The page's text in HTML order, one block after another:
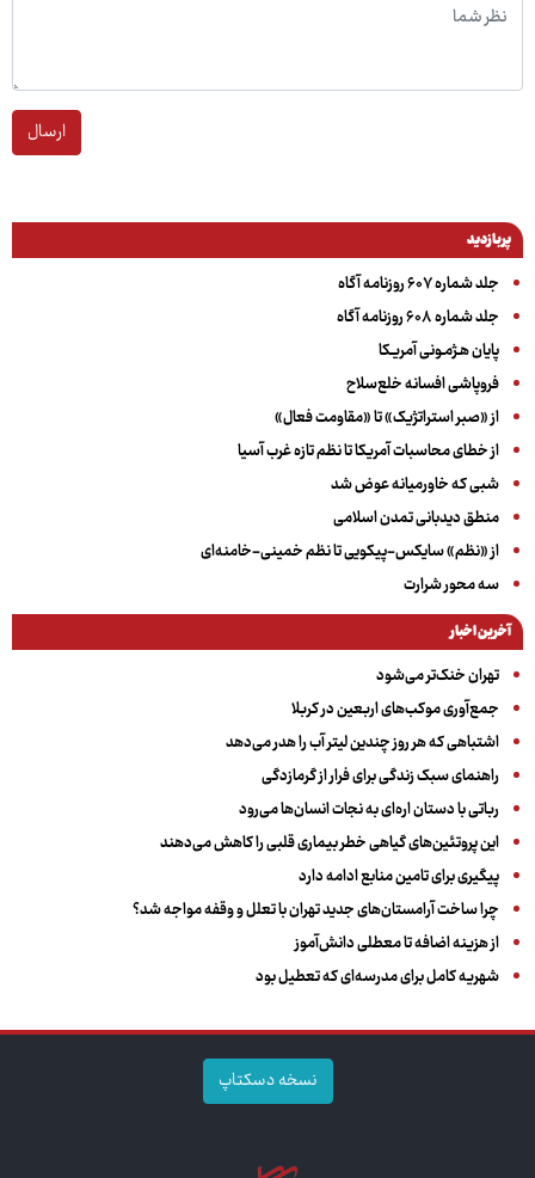
ارسال
پربازدید
جلد شماره ۶۰۷ روزنامه آگاه
جلد شماره ۶۰۸ روزنامه آگاه
پایان هـژمـونی آمریـکا
فروپاشی افسانه خلع‌سلاح
از «صبر استراتژیک» تا «مقاومت فعال»
از خطای محاسبات آمریکا تا نظم تازه غرب آسیا
شبی که خاورمیانه عوض شد
منطق دیدبانی تمدن اسلامی
از «نظم» سایکس-پیکویی تا نظم خمینی-خامنه‌ای
سه‌ محور شرارت
آخرین اخبار
تهران خنک‌تر می‌شود
جمع‌آوری موکب‌های اربعین در کربلا
اشتباهی که هر روز چندین لیتر آب را هدر می‌دهد
راهنمای سبک زندگی برای فرار از گرمازدگی
رباتی با دستان اره‌ای به نجات انسان‌ها می‌رود
این پروتئین‌های گیاهی خطر بیماری قلبی را کاهش می‌دهند
پیگیری برای تامین منابع ادامه دارد
چرا ساخت آرامستان‌های جدید تهران با تعلل و وقفه مواجه شد؟
از هزینه اضافه تا معطلی دانش‌آموز
شهریه کامل برای مدرسه‌ای که تعطیل بود
نسخه دسکتاپ